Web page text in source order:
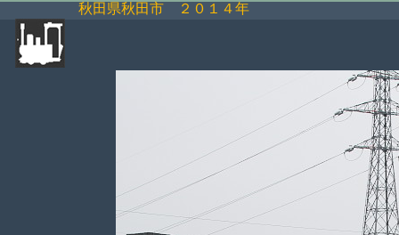
秋田県秋田市 ２０１４年